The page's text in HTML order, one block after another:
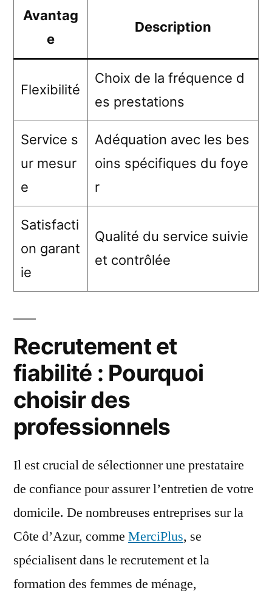
Avantag
e
Description
Flexibilité
Choix de la fréquence d
es prestations
Service s
ur mesur
e
Adéquation avec les bes
oins spécifiques du foye
r
Satisfacti
on garant
ie
Qualité du service suivie
et contrôlée
Recrutement et
fiabilité : Pourquoi
choisir des
professionnels
Il est crucial de sélectionner une prestataire
de confiance pour assurer l’entretien de votre
domicile. De nombreuses entreprises sur la
Côte d’Azur, comme MerciPlus, se
spécialisent dans le recrutement et la
formation des femmes de ménage,